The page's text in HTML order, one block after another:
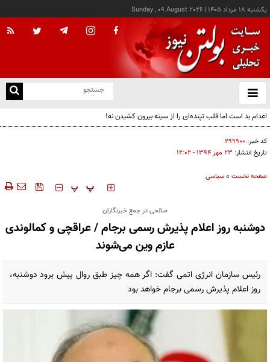
يکشنبه ۱۸ مرداد ۱۴۰۵ |
Sunday , 09 August 2026
باز
و
اعدام بد است اما قلب تپنده‌ای را از سینه بیرون کشیدن نه!
کد خبر: ۲۹۹۹۰۰
تاریخ انتشار: ۲۳ مهر ۱۳۹۴ - ۱۲:۰۲
صفحه نخست »سیاسی
‍‍‍ پ پ
صالحی در جمع خبرنگاران
دوشنبه روز اعلام پذیرش رسمی برجام / عراقچی و کمالوندی
عازم وین می‌شوند
رئیس سازمان انرژی اتمی گفت: اگر همه چیز طبق روال پیش برود دوشنبه،
روز اعلام پذیرش رسمی برجام خواهد بود